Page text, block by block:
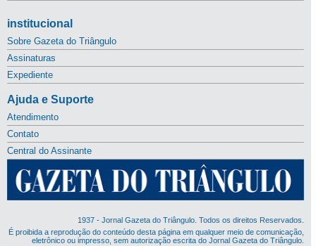
institucional
Sobre Gazeta do Triângulo
Assinaturas
Expediente
Ajuda e Suporte
Atendimento
Contato
Central do Assinante
1937 - Jornal Gazeta do Triângulo. Todos os direitos Reservados.
É proibida a reprodução do conteúdo desta página em qualquer meio de comunicação,
eletrônico ou impresso, sem autorização escrita do Jornal Gazeta do Triângulo.